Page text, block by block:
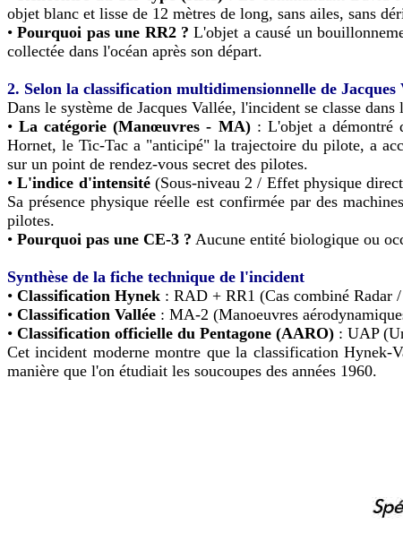
objet blanc et lisse de 12 mètres de long, sans ailes, sans
•Pourquoi pas une RR2 ? L'objet a causé un
collectée dans l'océan après son départ.
2. Selon la classification multidimensionnelle de Jacques
Dans le système de Jacques Vallée, l'incident se classe
•La catégorie (Manœuvres - MA): L'objet a démontré
Hornet, le Tic-Tac a "anticipé" la trajectoire du pilote, a
sur un point de rendez-vous secret des pilotes.
•L'indice d'intensité(Sous-niveau 2 / Effet physique
Sa présence physique réelle est confirmée par des
pilotes.
• Pourquoi pas une CE-3 ? Aucune entité biologique ou
Synthèse de la fiche technique de l'incident
• Classification Hynek : RAD + RR1 (Cas combiné Radar
• Classification Vallée : MA-2 (Manoeuvres
• Classification officielle du Pentagone (AARO) : UAP
Cet incident moderne montre que la classification Hynek-
manière que l'on étudiait les soucoupes des années 1960.